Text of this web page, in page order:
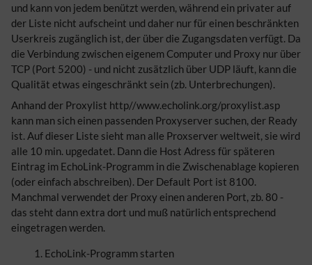
und kann von jedem benützt werden, während ein privater auf
der Liste nicht aufscheint und daher nur für einen beschränkten
Userkreis zugänglich ist, der über die Zugangsdaten verfügt. Da
die Verbindung zwischen eigenem Computer und Proxy nur über
TCP (Port 5200) - und nicht zusätzlich über UDP läuft, kann die
Qualität etwas eingeschränkt sein (zb. Unterbrechungen).
Anhand der Proxylist http//www.echolink.org/proxylist.asp
kann man sich einen passenden Proxyserver suchen, der Ready
ist. Auf dieser Liste sieht man alle Proxserver weltweit, sie wird
alle 10 min. upgedatet. Dann die Host Adress für späteren
Eintrag im EchoLink-Programm in die Zwischenablage kopieren
(oder einfach abschreiben). Der Default Port ist 8100.
Manchmal verwendet der Proxy einen anderen Port, zb. 80 -
das steht dann extra dort und muß natürlich entsprechend
eingetragen werden.
EchoLink-Programm starten